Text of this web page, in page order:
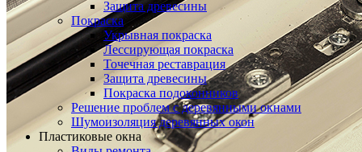
Защита древесины
Покраска
Укрывная покраска
Лессирующая покраска
Точечная реставрация
Защита древесины
Покраска подоконников
Решение проблем с деревянными окнами
Шумоизоляция деревянных окон
Пластиковые окна